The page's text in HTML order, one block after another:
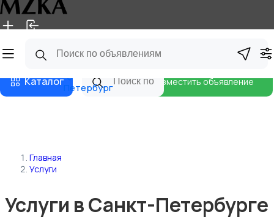
Главная Магазины
КаталогПетербург
Разместить объявление
Главная
Услуги
Услуги в Санкт-Петербурге